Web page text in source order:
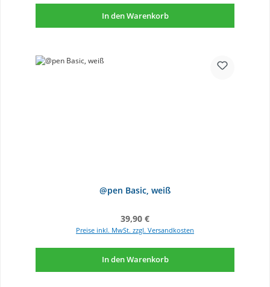
In den Warenkorb
@pen Basic, weiß
Regulärer Preis:
39,90 €
Preise inkl. MwSt. zzgl. Versandkosten
In den Warenkorb